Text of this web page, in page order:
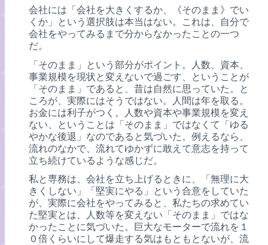
会社には「会社を大きくするか、《そのまま》でい
くか」という選択肢は本当はない。これは、自分で
会社をやってみるまで分からなかったことの一つ
だ。
「そのまま」という部分がポイント。人数、資本、
事業規模を現状と変えないで過ごす、ということが
「そのまま」であると、昔は自然に思っていた。と
ころが、実際にはそうではない。人間は年を取る。
お金には利子がつく。人数や資本や事業規模を変え
ない、ということは「そのまま」ではなくて「ゆる
やかな後退」なのであると気づいた。例えるなら、
流れのなかで、流れてゆかずに敢えて意志を持って
立ち続けているような感じだ。
私と専務は、会社を立ち上げるときに、「無理に大
きくしない」「堅実にやる」という合意をしていた
が、実際に会社をやってみると、私たちの求めてい
た堅実とは、人数等を変えない「そのまま」ではな
かったことに気づいた。巨大なモーターで流れを１
０倍くらいにして爆走する気はもともとないが、流